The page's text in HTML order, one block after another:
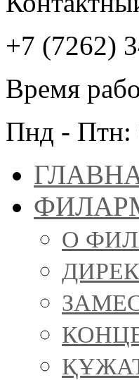
+7 (7262)
Время
Пнд - Птн:
О